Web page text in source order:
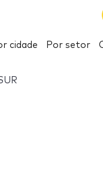
cidade Por setor